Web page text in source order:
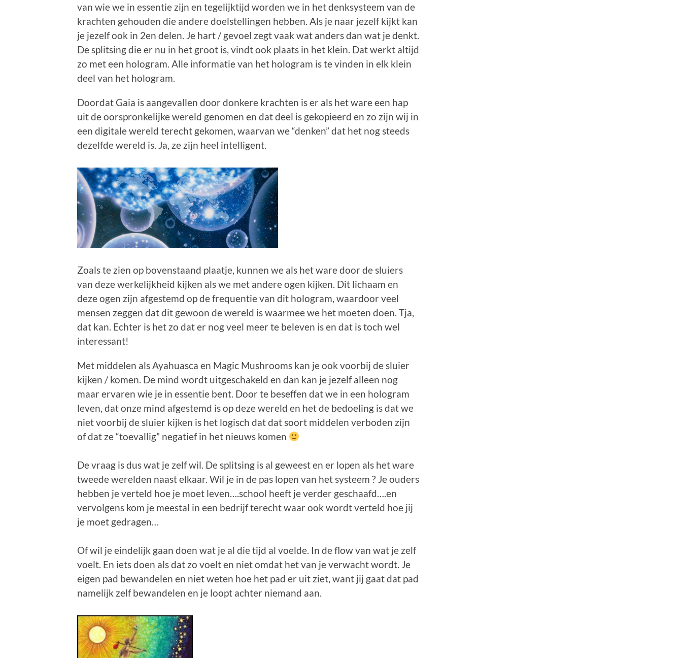
van wie we in essentie zijn en tegelijktijd worden we in het denksysteem van de
krachten gehouden die andere doelstellingen hebben. Als je naar jezelf kijkt kan
je jezelf ook in 2en delen. Je hart / gevoel zegt vaak wat anders dan wat je denkt.
De splitsing die er nu in het groot is, vindt ook plaats in het klein. Dat werkt altijd
zo met een hologram. Alle informatie van het hologram is te vinden in elk klein
deel van het hologram.
Doordat Gaia is aangevallen door donkere krachten is er als het ware een hap
uit de oorspronkelijke wereld genomen en dat deel is gekopieerd en zo zijn wij in
een digitale wereld terecht gekomen, waarvan we “denken” dat het nog steeds
dezelfde wereld is. Ja, ze zijn heel intelligent.
Zoals te zien op bovenstaand plaatje, kunnen we als het ware door de sluiers
van deze werkelijkheid kijken als we met andere ogen kijken. Dit lichaam en
deze ogen zijn afgestemd op de frequentie van dit hologram, waardoor veel
mensen zeggen dat dit gewoon de wereld is waarmee we het moeten doen. Tja,
dat kan. Echter is het zo dat er nog veel meer te beleven is en dat is toch wel
interessant!
Met middelen als Ayahuasca en Magic Mushrooms kan je ook voorbij de sluier
kijken / komen. De mind wordt uitgeschakeld en dan kan je jezelf alleen nog
maar ervaren wie je in essentie bent. Door te beseffen dat we in een hologram
leven, dat onze mind afgestemd is op deze wereld en het de bedoeling is dat we
niet voorbij de sluier kijken is het logisch dat dat soort middelen verboden zijn
of dat ze “toevallig” negatief in het nieuws komen
De vraag is dus wat je zelf wil. De splitsing is al geweest en er lopen als het ware
tweede werelden naast elkaar. Wil je in de pas lopen van het systeem ? Je ouders
hebben je verteld hoe je moet leven….school heeft je verder geschaafd….en
vervolgens kom je meestal in een bedrijf terecht waar ook wordt verteld hoe jij
je moet gedragen…
Of wil je eindelijk gaan doen wat je al die tijd al voelde. In de flow van wat je zelf
voelt. En iets doen als dat zo voelt en niet omdat het van je verwacht wordt. Je
eigen pad bewandelen en niet weten hoe het pad er uit ziet, want jij gaat dat pad
namelijk zelf bewandelen en je loopt achter niemand aan.